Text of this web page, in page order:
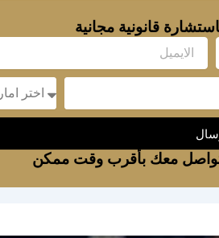
قانونية مجانية
Email
Message
معك بأقرب وقت ممكن